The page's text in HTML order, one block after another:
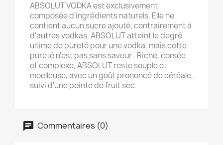
ABSOLUT VODKA est exclusivement
composée d'ingrédients naturels. Elle ne
contient aucun sucre ajouté, contrairement à
d'autres vodkas. ABSOLUT atteint le degré
ultime de pureté pour une vodka, mais cette
pureté n'est pas sans saveur . Riche, corsée
et complexe, ABSOLUT reste souple et
moelleuse, avec un goût prononcé de céréale,
suivi d'une pointe de fruit sec.
Commentaires (0)